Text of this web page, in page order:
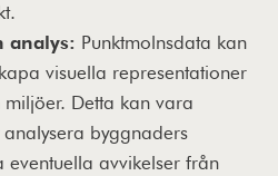
analys: Punktmolnsdata kan
visuella representationer
Detta kan vara
byggnaders
eventuella avvikelser från